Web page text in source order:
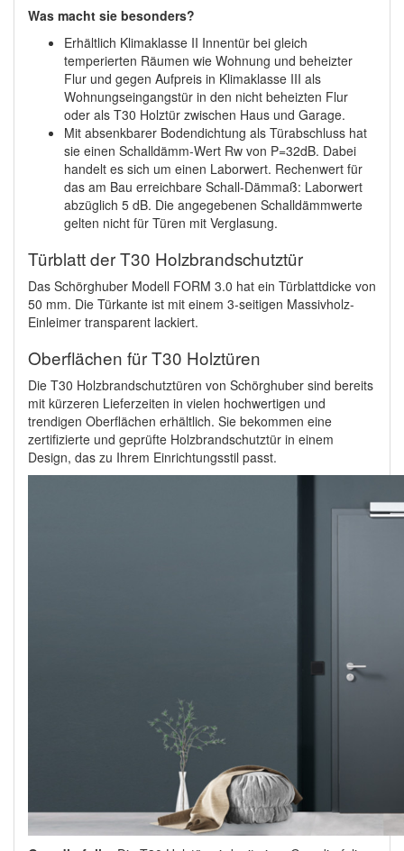
Was macht sie besonders?
Erhältlich Klimaklasse II Innentür bei gleich
temperierten Räumen wie Wohnung und beheizter
Flur und gegen Aufpreis in Klimaklasse III als
Wohnungseingangstür in den nicht beheizten Flur
oder als T30 Holztür zwischen Haus und Garage.
Mit absenkbarer Bodendichtung als Türabschluss hat
sie einen Schalldämm-Wert Rw von P=32dB. Dabei
handelt es sich um einen Laborwert. Rechenwert für
das am Bau erreichbare Schall-Dämmaß: Laborwert
abzüglich 5 dB. Die angegebenen Schalldämmwerte
gelten nicht für Türen mit Verglasung.
Türblatt der T30 Holzbrandschutztür
Das Schörghuber Modell FORM 3.0 hat ein Türblattdicke von
50 mm. Die Türkante ist mit einem 3-seitigen Massivholz-
Einleimer transparent lackiert.
Oberflächen für T30 Holztüren
Die T30 Holzbrandschutztüren von Schörghuber sind bereits
mit kürzeren Lieferzeiten in vielen hochwertigen und
trendigen Oberflächen erhältlich. Sie bekommen eine
zertifizierte und geprüfte Holzbrandschutztür in einem
Design, das zu Ihrem Einrichtungsstil passt.